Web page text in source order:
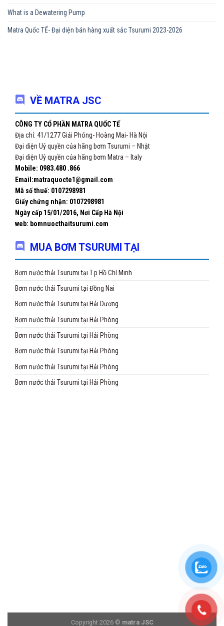
What is a Dewatering Pump
Matra Quốc TẾ- Đại diện bán hàng xuất sắc Tsurumi 2023-2026
VỀ MATRA JSC
CÔNG TY CỔ PHẦN MATRA QUỐC TẾ
Địa chỉ: 41/1277 Giải Phóng- Hoàng Mai- Hà Nội
Đại diện Uỷ quyền của hãng bơm Tsurumi – Nhật
Đại diện Uỷ quyền của hãng bơm Matra – Italy
Mobile: 0983.480 .866
Email:matraquocte1@gmail.com
Mã số thuế: 0107298981
Giấy chứng nhận: 0107298981
Ngày cấp 15/01/2016, Nơi Cấp Hà Nội
web: bomnuocthaitsurumi.com
MUA BƠM TSURUMI TẠI
Bơm nước thải Tsurumi tại T.p Hồ Chí Minh
Bơm nước thải Tsurumi tại Đồng Nai
Bơm nước thải Tsurumi tại Hải Dương
Bơm nước thải Tsurumi tại Hải Phòng
Bơm nước thải Tsurumi tại Hải Phòng
Bơm nước thải Tsurumi tại Hải Phòng
Bơm nước thải Tsurumi tại Hải Phòng
Bơm nước thải Tsurumi tại Hải Phòng
Copyright 2026 © matra JSC